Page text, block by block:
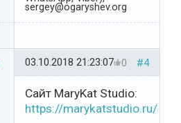
sergey@ogaryshev.org
#4
0
03.10.2018 21:23:07
Cайт MaryKat Studio:
https://marykatstudio.ru/